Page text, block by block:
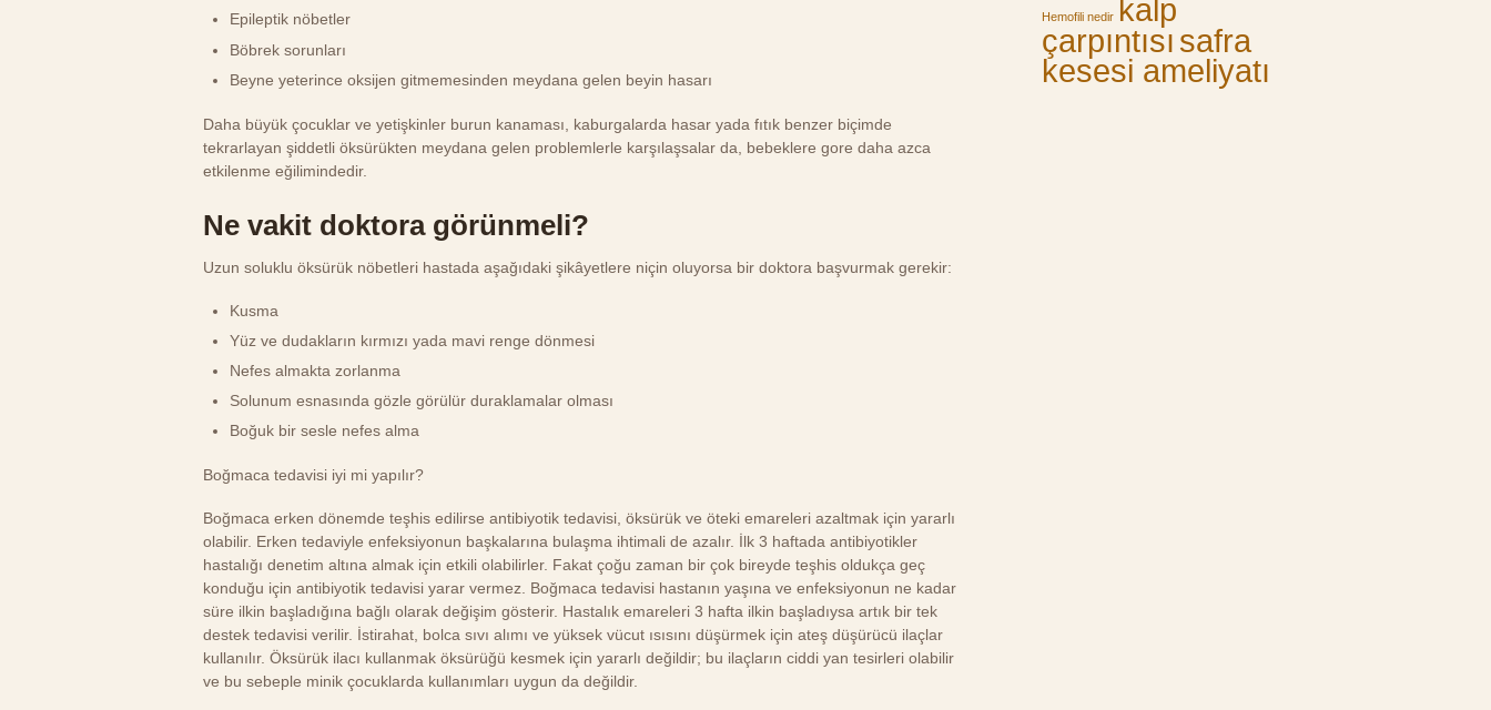
Epileptik nöbetler
Böbrek sorunları
Beyne yeterince oksijen gitmemesinden meydana gelen beyin hasarı
Daha büyük çocuklar ve yetişkinler burun kanaması, kaburgalarda hasar yada fıtık benzer biçimde
tekrarlayan şiddetli öksürükten meydana gelen problemlerle karşılaşsalar da, bebeklere gore daha azca
etkilenme eğilimindedir.
Ne vakit doktora görünmeli?
Uzun soluklu öksürük nöbetleri hastada aşağıdaki şikâyetlere niçin oluyorsa bir doktora başvurmak gerekir:
Kusma
Yüz ve dudakların kırmızı yada mavi renge dönmesi
Nefes almakta zorlanma
Solunum esnasında gözle görülür duraklamalar olması
Boğuk bir sesle nefes alma
Boğmaca tedavisi iyi mi yapılır?
Boğmaca erken dönemde teşhis edilirse antibiyotik tedavisi, öksürük ve öteki emareleri azaltmak için yararlı
olabilir. Erken tedaviyle enfeksiyonun başkalarına bulaşma ihtimali de azalır. İlk 3 haftada antibiyotikler
hastalığı denetim altına almak için etkili olabilirler. Fakat çoğu zaman bir çok bireyde teşhis oldukça geç
konduğu için antibiyotik tedavisi yarar vermez. Boğmaca tedavisi hastanın yaşına ve enfeksiyonun ne kadar
süre ilkin başladığına bağlı olarak değişim gösterir. Hastalık emareleri 3 hafta ilkin başladıysa artık bir tek
destek tedavisi verilir. İstirahat, bolca sıvı alımı ve yüksek vücut ısısını düşürmek için ateş düşürücü ilaçlar
kullanılır. Öksürük ilacı kullanmak öksürüğü kesmek için yararlı değildir; bu ilaçların ciddi yan tesirleri olabilir
ve bu sebeple minik çocuklarda kullanımları uygun da değildir.
Hemofili nedir kalp
çarpıntısı safra
kesesi ameliyatı